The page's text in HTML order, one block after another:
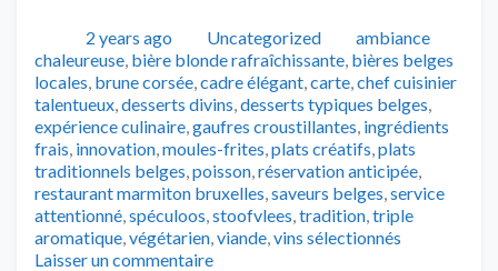
Publié2 years ago Catégories
Uncategorized Tags
ambiance
chaleureuse, bière blonde rafraîchissante, bières belges
locales, brune corsée,cadre élégant,carte,chef cuisinier
talentueux,desserts divins,desserts typiques belges,
expérience culinaire,gaufres croustillantes, ingrédients
frais, innovation,moules-frites,plats créatifs,plats
traditionnels belges,poisson,réservation anticipée,
restaurant marmiton bruxelles,saveurs belges,service
attentionné,spéculoos,stoofvlees,tradition,triple
aromatique,végétarien,viande,vins sélectionnés
Laisser un commentaire